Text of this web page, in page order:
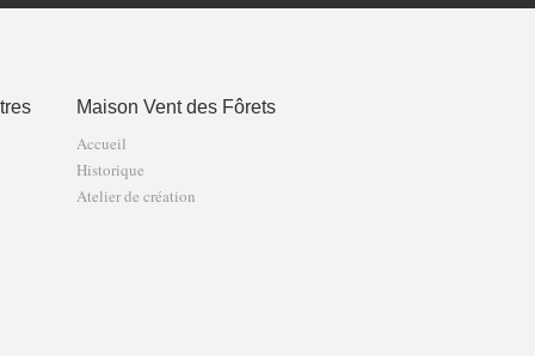
Maison Vent des Fôrets
Accueil
Historique
Atelier de création